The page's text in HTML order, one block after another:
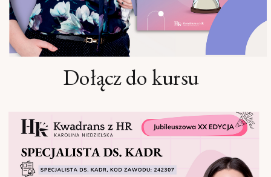
Dołącz do kursu